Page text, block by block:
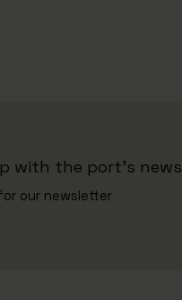
with the port's news
our newsletter